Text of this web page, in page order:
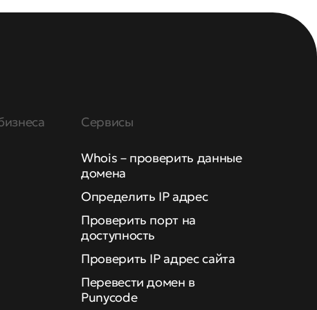
Сервисы
Whois – проверить данные
домена
Определить IP адрес
Проверить порт на
доступность
Проверить IP адрес сайта
Перевести домен в
Punycode